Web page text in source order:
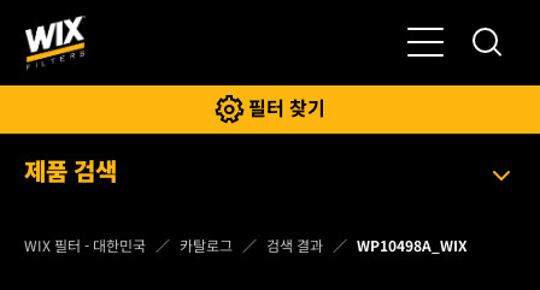
전환
필터 찾기
제품 검색
WIX 필터 - 대한민국 카탈로그 검색 결과 WP10498A_WIX